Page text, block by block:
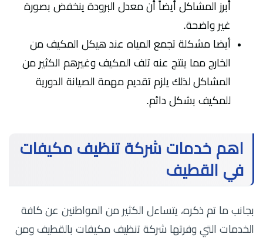
أبرز المشاكل أيضاً أن معدل البرودة ينخفض بصورة
غير واضحة.
أيضا مشكلة تجمع المياه عند هيكل المكيف من
الخارج مما ينتج عنه تلف المكيف وغيرهم الكثير من
المشاكل لذلك يلزم تقديم مهمة الصيانة الدورية
للمكيف بشكل دائم.
اهم خدمات شركة تنظيف مكيفات
في القطيف
بجانب ما تم ذكره، يتساءل الكثير من المواطنين عن كافة
الخدمات التي وفرتها شركة تنظيف مكيفات بالقطيف ومن